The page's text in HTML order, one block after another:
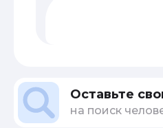
Оставьте
на поиск